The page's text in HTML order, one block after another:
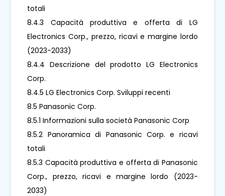
totali
8.4.3 Capacità produttiva e offerta di LG
Electronics Corp., prezzo, ricavi e margine lordo
(2023-2033)
8.4.4 Descrizione del prodotto LG Electronics
Corp.
8.4.5 LG Electronics Corp. Sviluppi recenti
8.5 Panasonic Corp.
8.5.1 Informazioni sulla società Panasonic Corp
8.5.2 Panoramica di Panasonic Corp. e ricavi
totali
8.5.3 Capacità produttiva e offerta di Panasonic
Corp., prezzo, ricavi e margine lordo (2023-
2033)